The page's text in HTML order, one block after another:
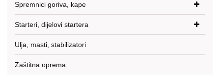
Spremnici goriva, kape
Starteri, dijelovi startera
Ulja, masti, stabilizatori
Zaštitna oprema